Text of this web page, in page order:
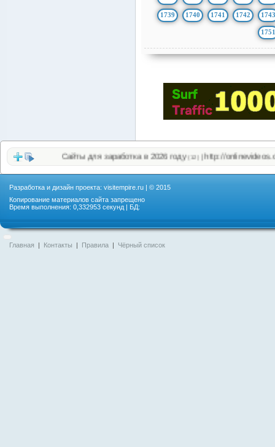
1739 1740 1741 1742 1743
1751
Сайты для заработка в 2026 году(12)|http://onlinevideos.cc/
Разработка и дизайн проекта: visitempire.ru | © 2015
Копирование материалов сайта запрещено
Время выполнения: 0,332953 секунд | БД:
Главная | Контакты | Правила | Чёрный список